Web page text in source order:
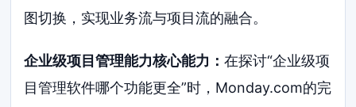
图切换，实现业务流与项目流的融合。
企业级项目管理能力核心能力：在探讨“企业级项
目管理软件哪个功能更全”时，Monday.com的完